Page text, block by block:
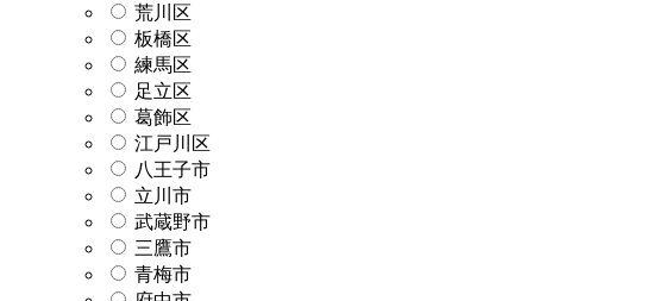
荒川区
板橋区
練馬区
足立区
葛飾区
江戸川区
八王子市
立川市
武蔵野市
三鷹市
青梅市